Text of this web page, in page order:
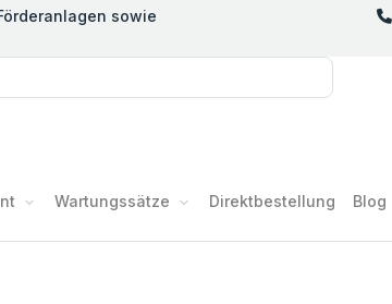
sowie
Wartungssätze Direktbestellung Blog